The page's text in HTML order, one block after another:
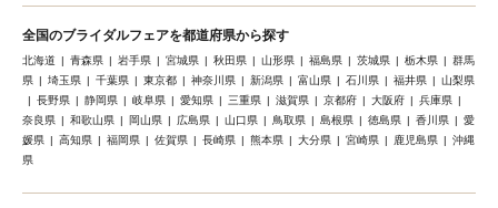
全国のブライダルフェアを都道府県から探す
北海道 青森県 岩手県 宮城県 秋田県 山形県 福島県 茨城県 栃木県
群馬
県
埼玉県 千葉県 東京都 神奈川県 新潟県 富山県 石川県 福井県
山梨県
長野県
静岡県 岐阜県 愛知県 三重県 滋賀県 京都府 大阪府
兵庫県
奈良県
和歌山県 岡山県 広島県 山口県 鳥取県 島根県 徳島県 香川県
愛
媛県
高知県 福岡県 佐賀県 長崎県 熊本県 大分県 宮崎県 鹿児島県
沖縄
県